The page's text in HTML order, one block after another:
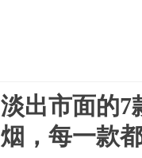
淡出市面的7
烟，每一款